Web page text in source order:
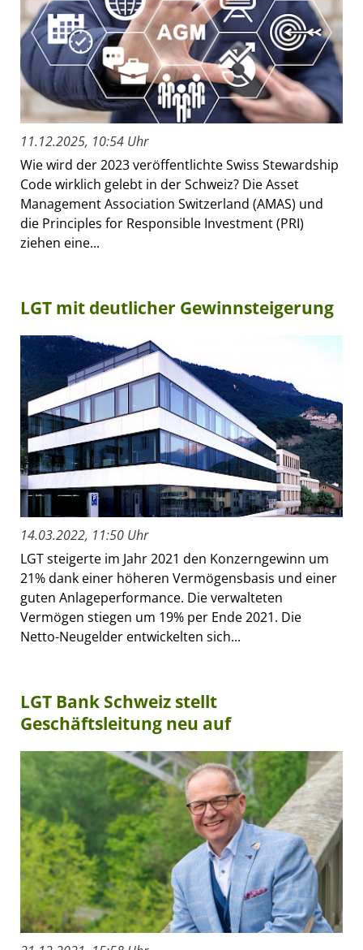
11.12.2025, 10:54 Uhr
Wie wird der 2023 veröffentlichte Swiss Stewardship
Code wirklich gelebt in der Schweiz? Die Asset
Management Association Switzerland (AMAS) und
die Principles for Responsible Investment (PRI)
ziehen eine...
LGT mit deutlicher Gewinnsteigerung
14.03.2022, 11:50 Uhr
LGT steigerte im Jahr 2021 den Konzerngewinn um
21% dank einer höheren Vermögensbasis und einer
guten Anlageperformance. Die verwalteten
Vermögen stiegen um 19% per Ende 2021. Die
Netto-Neugelder entwickelten sich...
LGT Bank Schweiz stellt
Geschäftsleitung neu auf